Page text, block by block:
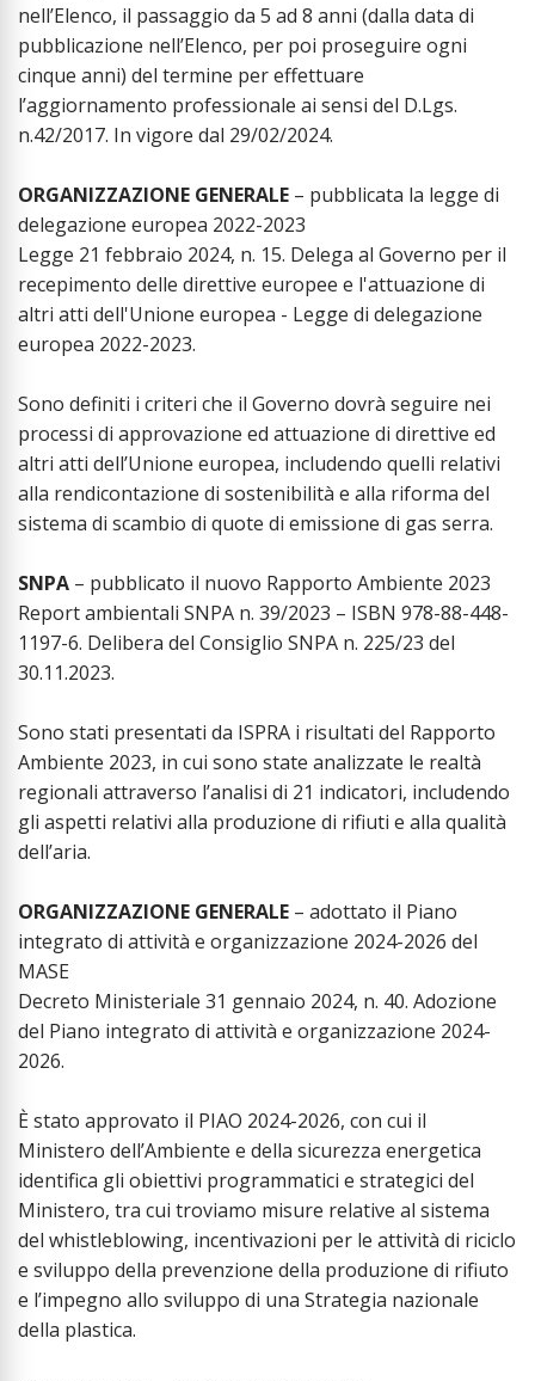
nell’Elenco, il passaggio da 5 ad 8 anni (dalla data di
pubblicazione nell’Elenco, per poi proseguire ogni
cinque anni) del termine per effettuare
l’aggiornamento professionale ai sensi del D.Lgs.
n.42/2017. In vigore dal 29/02/2024.
ORGANIZZAZIONE GENERALE – pubblicata la legge di
delegazione europea 2022-2023
Legge 21 febbraio 2024, n. 15. Delega al Governo per il
recepimento delle direttive europee e l'attuazione di
altri atti dell'Unione europea - Legge di delegazione
europea 2022-2023.
Sono definiti i criteri che il Governo dovrà seguire nei
processi di approvazione ed attuazione di direttive ed
altri atti dell’Unione europea, includendo quelli relativi
alla rendicontazione di sostenibilità e alla riforma del
sistema di scambio di quote di emissione di gas serra.
SNPA – pubblicato il nuovo Rapporto Ambiente 2023
Report ambientali SNPA n. 39/2023 – ISBN 978-88-448-
1197-6. Delibera del Consiglio SNPA n. 225/23 del
30.11.2023.
Sono stati presentati da ISPRA i risultati del Rapporto
Ambiente 2023, in cui sono state analizzate le realtà
regionali attraverso l’analisi di 21 indicatori, includendo
gli aspetti relativi alla produzione di rifiuti e alla qualità
dell’aria.
ORGANIZZAZIONE GENERALE – adottato il Piano
integrato di attività e organizzazione 2024-2026 del
MASE
Decreto Ministeriale 31 gennaio 2024, n. 40. Adozione
del Piano integrato di attività e organizzazione 2024-
2026.
È stato approvato il PIAO 2024-2026, con cui il
Ministero dell’Ambiente e della sicurezza energetica
identifica gli obiettivi programmatici e strategici del
Ministero, tra cui troviamo misure relative al sistema
del whistleblowing, incentivazioni per le attività di riciclo
e sviluppo della prevenzione della produzione di rifiuto
e l’impegno allo sviluppo di una Strategia nazionale
della plastica.